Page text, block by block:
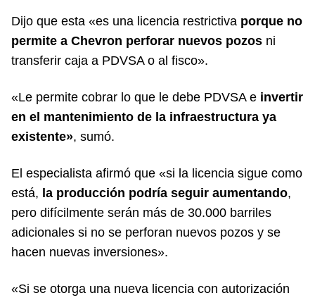
Dijo que esta «es una licencia restrictiva porque no
permite a Chevron perforar nuevos pozos ni
transferir caja a PDVSA o al fisco».
«Le permite cobrar lo que le debe PDVSA e invertir
en el mantenimiento de la infraestructura ya
existente», sumó.
El especialista afirmó que «si la licencia sigue como
está, la producción podría seguir aumentando,
pero difícilmente serán más de 30.000 barriles
adicionales si no se perforan nuevos pozos y se
hacen nuevas inversiones».
«Si se otorga una nueva licencia con autorización